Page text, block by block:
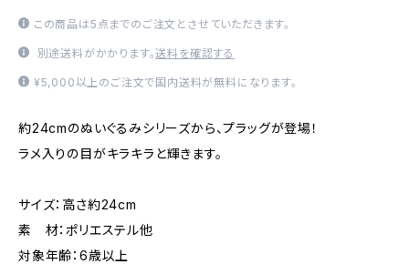
この商品は5点までのご注文とさせていただきます。
別途送料がかかります。送料を確認する
¥5,000以上のご注文で国内送料が無料になります。
約24cmのぬいぐるみシリーズから、プラッグが登場！
ラメ入りの目がキラキラと輝きます。
サイズ：高さ約24cm
素 材：ポリエステル他
対象年齢：6歳以上